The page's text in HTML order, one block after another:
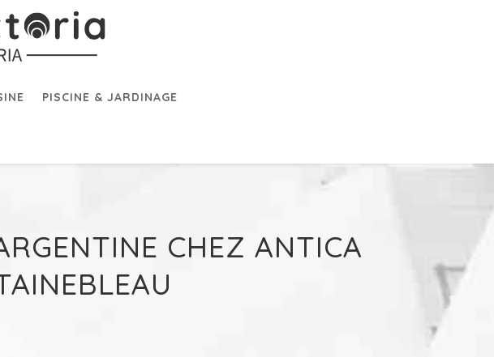
PISCINE & JARDINAGE
CHEZ ANTICA